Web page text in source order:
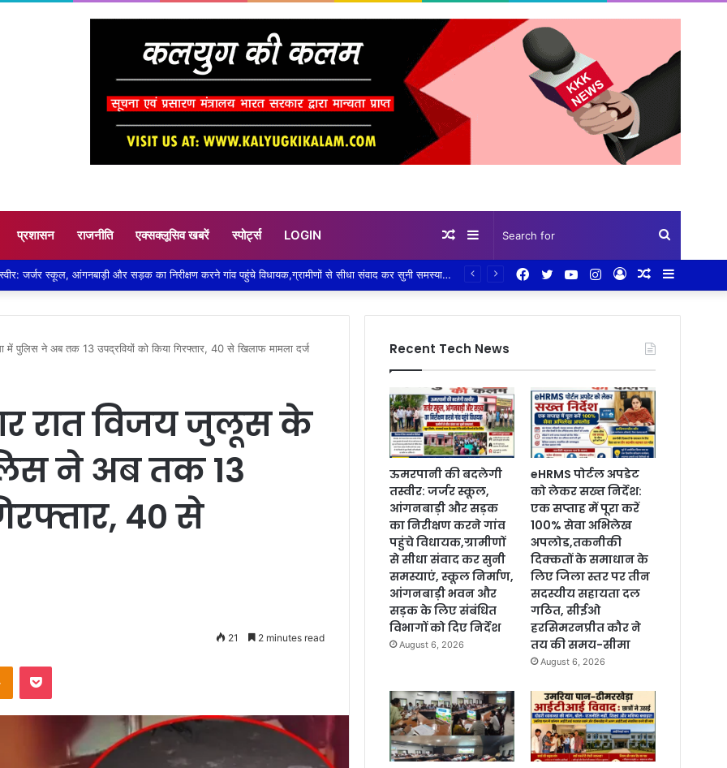
प्रशासन राजनीति एक्सक्लूसिव खबरें स्पोर्ट्स LOGIN
for
Sidebar
Random
eHRMS पोर्टल अपडेट को लेकर सख्त निर्देश: एक सप्ताह में पूरा करें 100% सेवा अभिलेख अपलोड,तकनीकी दिक्कतों के समाधान के लिए जिला स्तर पर तीन सदस्यीय सहायता दल गठित, सीईओ हरसिमरनप्रीत कौर ने तय की समय-सीमा
Random
Log
Instagram
YouTube
Twitter
Facebook
में पुलिस ने अब तक 13 उपद्रवियों को किया गिरफ्तार, 40 से खिलाफ मामला दर्ज
रात विजय जुलूस के
ने अब तक 13
40 से
21 2 minutes read
Recent Tech News
ऊमरपानी की बदलेगी
तस्वीर: जर्जर स्कूल,
आंगनबाड़ी और सड़क
का निरीक्षण करने गांव
पहुंचे विधायक,ग्रामीणों
से सीधा संवाद कर सुनी
समस्याएं, स्कूल निर्माण,
आंगनबाड़ी भवन और
सड़क के लिए संबंधित
विभागों को दिए निर्देश
August 6, 2026
eHRMS पोर्टल अपडेट
को लेकर सख्त निर्देश:
एक सप्ताह में पूरा करें
100% सेवा अभिलेख
अपलोड,तकनीकी
दिक्कतों के समाधान के
लिए जिला स्तर पर तीन
सदस्यीय सहायता दल
गठित, सीईओ
हरसिमरनप्रीत कौर ने
तय की समय-सीमा
August 6, 2026